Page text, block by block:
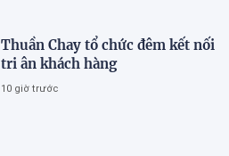
Thuần Chay tổ chức đêm kết nối
tri ân khách hàng
10 giờ trước